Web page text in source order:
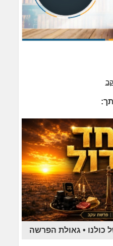
כולנו • גאולת הפרשה